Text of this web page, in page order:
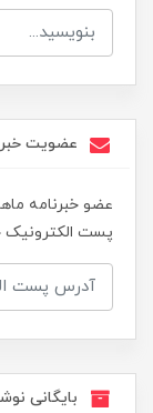
عضویت
عضو خبرنامه
پست الکترونیک
بایگانی